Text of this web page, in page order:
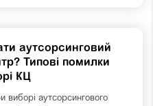
аутсорсинговий
Типові помилки
КЦ
виборі аутсорсингового